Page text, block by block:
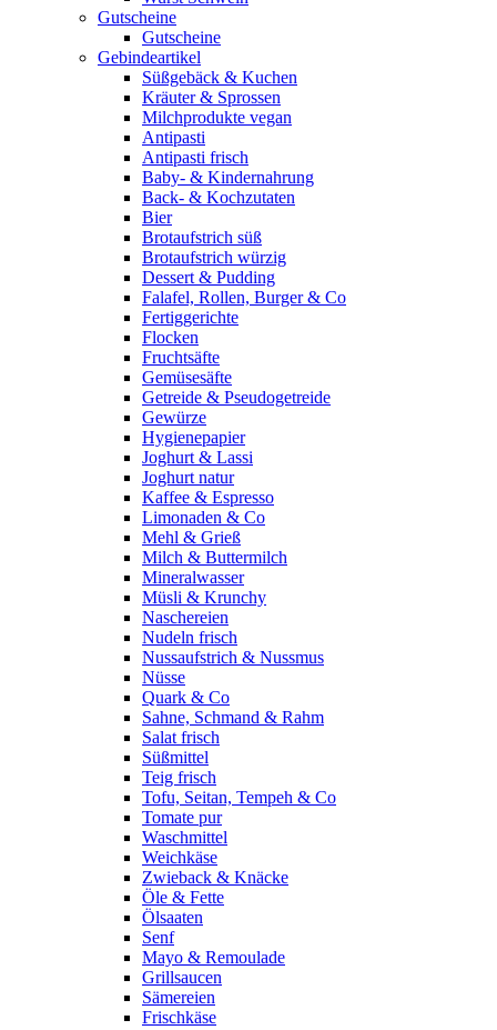
Gutscheine
Gutscheine
Gebindeartikel
Süßgebäck & Kuchen
Kräuter & Sprossen
Milchprodukte vegan
Antipasti
Antipasti frisch
Baby- & Kindernahrung
Back- & Kochzutaten
Bier
Brotaufstrich süß
Brotaufstrich würzig
Dessert & Pudding
Falafel, Rollen, Burger & Co
Fertiggerichte
Flocken
Fruchtsäfte
Gemüsesäfte
Getreide & Pseudogetreide
Gewürze
Hygienepapier
Joghurt & Lassi
Joghurt natur
Kaffee & Espresso
Limonaden & Co
Mehl & Grieß
Milch & Buttermilch
Mineralwasser
Müsli & Krunchy
Naschereien
Nudeln frisch
Nussaufstrich & Nussmus
Nüsse
Quark & Co
Sahne, Schmand & Rahm
Salat frisch
Süßmittel
Teig frisch
Tofu, Seitan, Tempeh & Co
Tomate pur
Waschmittel
Weichkäse
Zwieback & Knäcke
Öle & Fette
Ölsaaten
Senf
Mayo & Remoulade
Grillsaucen
Sämereien
Frischkäse